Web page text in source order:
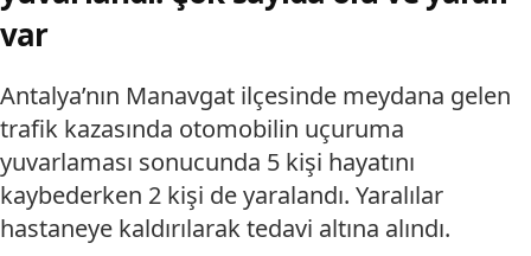
var
Antalya’nın Manavgat ilçesinde meydana gelen
trafik kazasında otomobilin uçuruma
yuvarlaması sonucunda 5 kişi hayatını
kaybederken 2 kişi de yaralandı. Yaralılar
hastaneye kaldırılarak tedavi altına alındı.